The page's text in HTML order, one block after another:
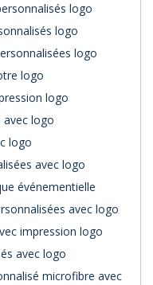
logo
logo
logo
logo
logo
avec logo
logo
avec logo
événementielle
avec logo
impression logo
avec logo
microfibre avec